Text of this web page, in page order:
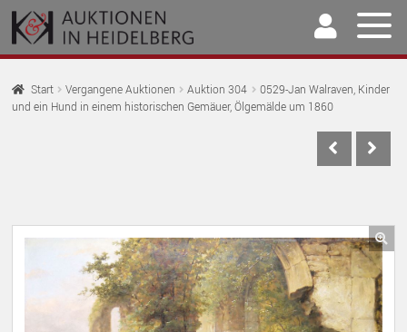
Zur
Navigation
springen
Springe
zum
Inhalt
Home
Unser Team
Start Vergangene Auktionen Auktion 304
0529-Jan Walraven, Kinder
und ein Hund in einem historischen Gemäuer, Ölgemälde um 1860
🔍